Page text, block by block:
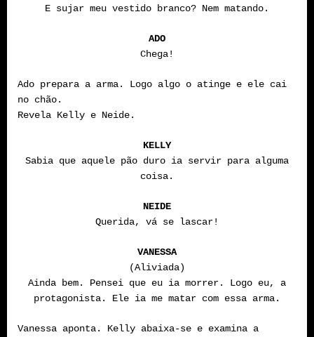
E sujar meu vestido branco? Nem matando.
ADO
Chega!
Ado prepara a arma. Logo algo o atinge e ele cai
no chão.
Revela Kelly e Neide.
KELLY
Sabia que aquele pão duro ia servir para alguma
coisa.
NEIDE
Querida, vá se lascar!
VANESSA
(Aliviada)
Ainda bem. Pensei que eu ia morrer. Logo eu, a
protagonista. Ele ia me matar com essa arma.
Vanessa aponta. Kelly abaixa-se e examina a